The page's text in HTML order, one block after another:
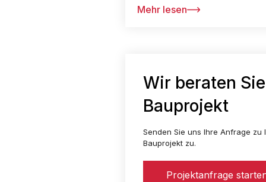
Mehr lesen
Wir beraten
Bauprojekt
Senden Sie uns Ihre Anfrage
Bauprojekt zu.
Projektanfrage